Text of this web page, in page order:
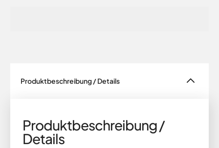
Produktbeschreibung / Details
Produktbeschreibung /
Details